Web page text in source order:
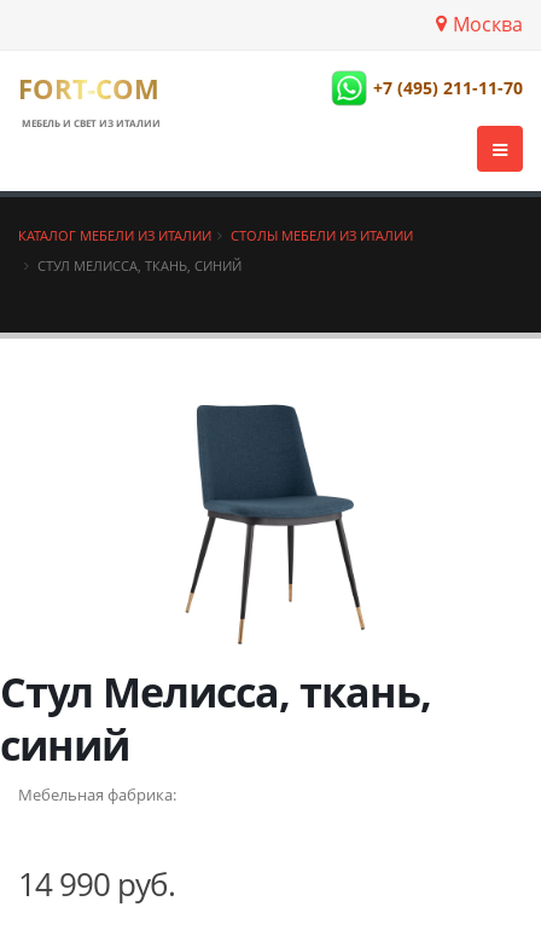
Москва
FORT-COM
МЕБЕЛЬ И СВЕТ ИЗ ИТАЛИИ
+7 (495) 211-11-70
КАТАЛОГ МЕБЕЛИ ИЗ ИТАЛИИ
СТОЛЫ МЕБЕЛИ ИЗ ИТАЛИИ
СТУЛ МЕЛИССА, ТКАНЬ, СИНИЙ
Стул Мелисса, ткань,
синий
Мебельная фабрика:
14 990 руб.